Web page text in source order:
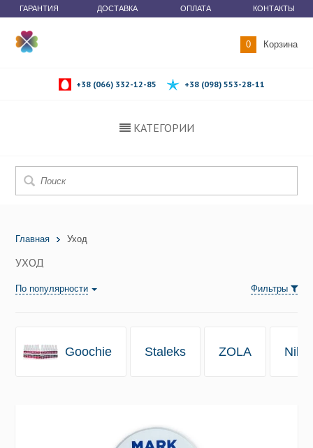
ГАРАНТИЯ ДОСТАВКА ОПЛАТА КОНТАКТЫ
0 Корзина
+38 (066) 332-12-85 +38 (098) 553-28-11
КАТЕГОРИИ
Главная Уход
УХОД
Фильтры
По популярности
Goochie Staleks ZOLA Nikk